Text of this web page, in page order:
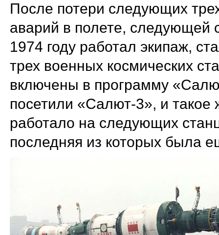
После потери следующих
аварий в полете, следующей
1974 году работал экипаж,
трех военных космических
включены в программу
посетили «Салют-3», и такое
работало на следующих
последняя из которых была